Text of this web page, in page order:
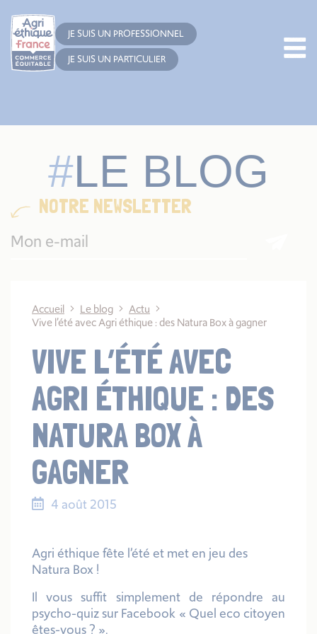
JE SUIS UN PROFESSIONNEL
JE SUIS UN PARTICULIER
LE BLOG
NOTRE NEWSLETTER
Accueil Le blog
Actu
Vive l’été avec Agri éthique : des Natura Box à gagner
VIVE L’ÉTÉ AVEC
AGRI ÉTHIQUE : DES
NATURA BOX À
GAGNER
4 août 2015
Agri éthique fête l’été et met en jeu des
Natura Box !
Il vous suffit simplement de répondre au
psycho-quiz sur Facebook « Quel eco citoyen
êtes-vous ? ».